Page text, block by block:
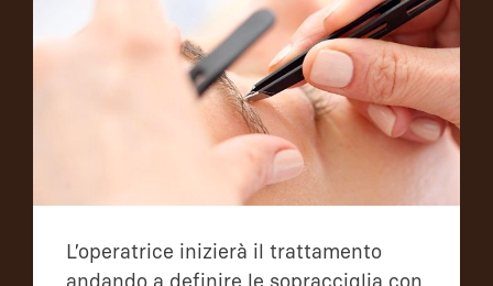
L’operatrice inizierà il trattamento